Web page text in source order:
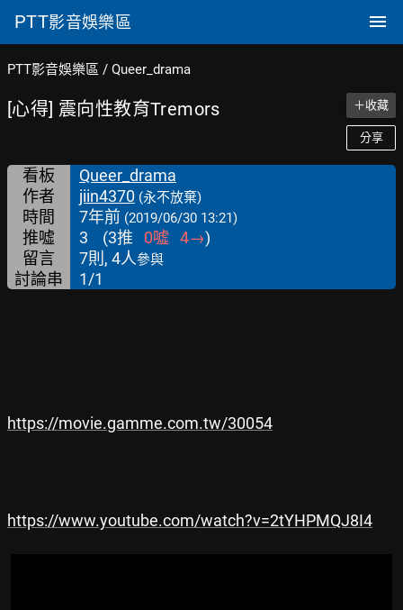
PTT影音娛樂區
PTT影音娛樂區 / Queer_drama
[心得] 震向性教育Tremors ＋收藏
分享
看板
Queer_drama
作者
jiin4370 (永不放棄)
時間 7年前 (2019/06/30 13:21)
推噓 3 (3推 0噓 4→)
留言
7則, 4人參與
討論串 1/1
https://movie.gamme.com.tw/30054
https://www.youtube.com/watch?v=2tYHPMQJ8I4